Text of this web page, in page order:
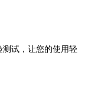
试，让您的使用轻